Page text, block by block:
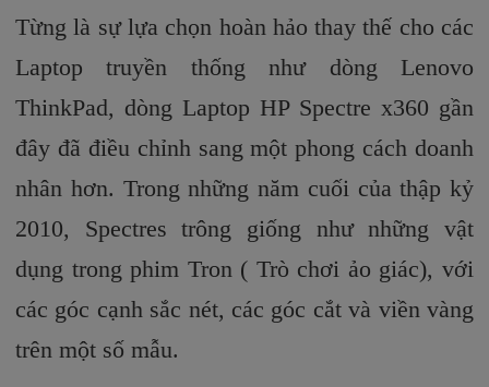
Từng là sự lựa chọn hoàn hảo thay thế cho các
Laptop truyền thống như dòng Lenovo
ThinkPad, dòng Laptop HP Spectre x360 gần
đây đã điều chỉnh sang một phong cách doanh
nhân hơn. Trong những năm cuối của thập kỷ
2010, Spectres trông giống như những vật
dụng trong phim Tron ( Trò chơi ảo giác), với
các góc cạnh sắc nét, các góc cắt và viền vàng
trên một số mẫu.